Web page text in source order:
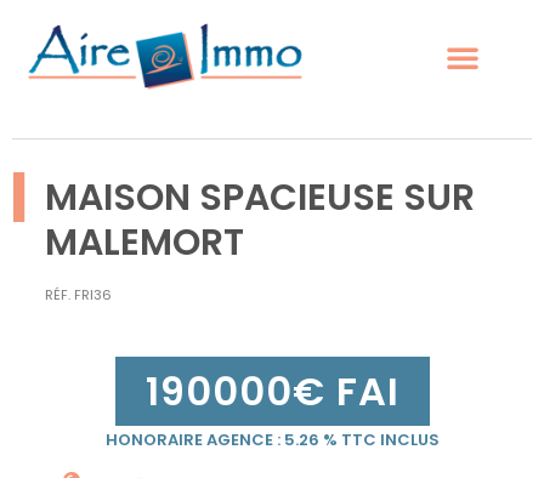
MAISON SPACIEUSE SUR
MALEMORT
RÉF. FRI36
190000€ FAI
HONORAIRE AGENCE : 5.26 % TTC INCLUS